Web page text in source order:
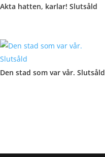
Akta hatten, karlar! Slutsåld
Den stad som var vår. Slutsåld